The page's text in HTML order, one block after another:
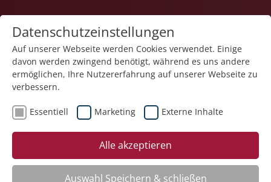
1
Veranstaltung "Erste Hilfe – Trainingskurs" (Nr. 35)
wurde in den Warenkorb gelegt.
Datenschutzeinstellungen
Auf unserer Webseite werden Cookies verwendet. Einige
davon werden zwingend benötigt, während es uns andere
ermöglichen, Ihre Nutzererfahrung auf unserer Webseite zu
verbessern.
Essentiell Marketing Externe Inhalte
Alle akzeptieren
Auswahl Speichern & schließen